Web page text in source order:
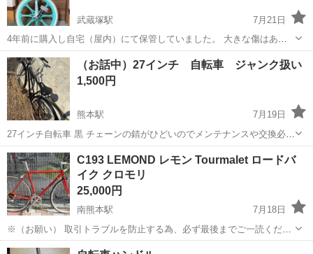
武蔵塚駅
7月21日
4年前に購入し自宅（屋内）にて保管していました。 大きな傷はあり
ませんが持ち手部分（写真あり）に少し傷があります。 タイヤの溝も
しっかりあります。
熊本 菊池郡 武蔵塚駅 一輪車
（お話中）27インチ 自転車 ジャンク扱い
1,500円
熊本駅
7月19日
27インチ自転車 黒 チェーンの錆がひどいのでメンテナンスや交換必須
だと思います。 パンクしています。 子どもが乗っていました。 ライ
トやカゴはオシャレなデザインです。 変速あり ジャンク扱い ノーク
レームノーリターン...
熊本 熊本市
C193 LEMOND レモン Tourmalet ロードバ
イク クロモリ
25,000円
南熊本駅
7月18日
※（お願い） 取引トラブルを防止する為、必ず最後までご一読くださ
い。 LEMOND レモン Tourmalet ロードバイク クロモリ ■お支払いに
熊本 熊本市 南熊本駅